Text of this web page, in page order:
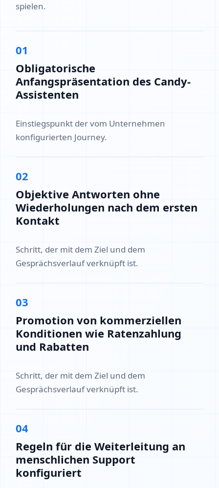
spielen.
01
Obligatorische
Anfangspräsentation des Candy-
Assistenten
Einstiegspunkt der vom Unternehmen
konfigurierten Journey.
02
Objektive Antworten ohne
Wiederholungen nach dem ersten
Kontakt
Schritt, der mit dem Ziel und dem
Gesprächsverlauf verknüpft ist.
03
Promotion von kommerziellen
Konditionen wie Ratenzahlung
und Rabatten
Schritt, der mit dem Ziel und dem
Gesprächsverlauf verknüpft ist.
04
Regeln für die Weiterleitung an
menschlichen Support
konfiguriert